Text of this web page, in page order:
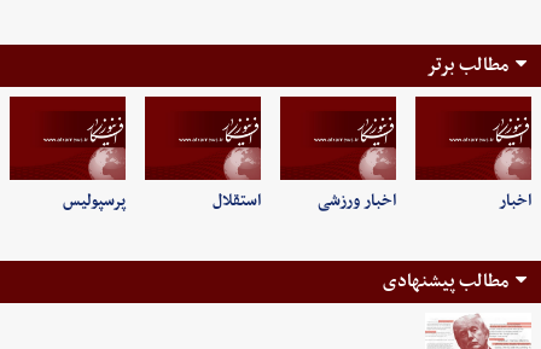
مطالب برتر
اخبار اخبار ورزشی استقلال پرسپولیس
مطالب پیشنهادی